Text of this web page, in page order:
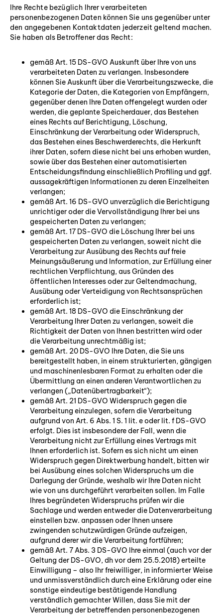
Ihre Rechte bezüglich Ihrer verarbeiteten
personenbezogenen Daten können Sie uns gegenüber unter
den angegebenen Kontaktdaten jederzeit geltend machen.
Sie haben als Betroffener das Recht:
gemäß Art. 15 DS-GVO Auskunft über Ihre von uns
verarbeiteten Daten zu verlangen. Insbesondere
können Sie Auskunft über die Verarbeitungszwecke, die
Kategorie der Daten, die Kategorien von Empfängern,
gegenüber denen Ihre Daten offengelegt wurden oder
werden, die geplante Speicherdauer, das Bestehen
eines Rechts auf Berichtigung, Löschung,
Einschränkung der Verarbeitung oder Widerspruch,
das Bestehen eines Beschwerderechts, die Herkunft
ihrer Daten, sofern diese nicht bei uns erhoben wurden,
sowie über das Bestehen einer automatisierten
Entscheidungsfindung einschließlich Profiling und ggf.
aussagekräftigen Informationen zu deren Einzelheiten
verlangen;
gemäß Art. 16 DS-GVO unverzüglich die Berichtigung
unrichtiger oder die Vervollständigung Ihrer bei uns
gespeicherten Daten zu verlangen;
gemäß Art. 17 DS-GVO die Löschung Ihrer bei uns
gespeicherten Daten zu verlangen, soweit nicht die
Verarbeitung zur Ausübung des Rechts auf freie
Meinungsäußerung und Information, zur Erfüllung einer
rechtlichen Verpflichtung, aus Gründen des
öffentlichen Interesses oder zur Geltendmachung,
Ausübung oder Verteidigung von Rechtsansprüchen
erforderlich ist;
gemäß Art. 18 DS-GVO die Einschränkung der
Verarbeitung Ihrer Daten zu verlangen, soweit die
Richtigkeit der Daten von Ihnen bestritten wird oder
die Verarbeitung unrechtmäßig ist;
gemäß Art. 20 DS-GVO Ihre Daten, die Sie uns
bereitgestellt haben, in einem strukturierten, gängigen
und maschinenlesbaren Format zu erhalten oder die
Übermittlung an einen anderen Verantwortlichen zu
verlangen („Datenübertragbarkeit“);
gemäß Art. 21 DS-GVO Widerspruch gegen die
Verarbeitung einzulegen, sofern die Verarbeitung
aufgrund von Art. 6 Abs. 1 S. 1 lit. e oder lit. f DS-GVO
erfolgt. Dies ist insbesondere der Fall, wenn die
Verarbeitung nicht zur Erfüllung eines Vertrags mit
Ihnen erforderlich ist. Sofern es sich nicht um einen
Widerspruch gegen Direktwerbung handelt, bitten wir
bei Ausübung eines solchen Widerspruchs um die
Darlegung der Gründe, weshalb wir Ihre Daten nicht
wie von uns durchgeführt verarbeiten sollen. Im Falle
Ihres begründeten Widerspruchs prüfen wir die
Sachlage und werden entweder die Datenverarbeitung
einstellen bzw. anpassen oder Ihnen unsere
zwingenden schutzwürdigen Gründe aufzeigen,
aufgrund derer wir die Verarbeitung fortführen;
gemäß Art. 7 Abs. 3 DS-GVO Ihre einmal (auch vor der
Geltung der DS-GVO, dh vor dem 25.5.2018) erteilte
Einwilligung – also Ihr freiwilliger, in informierter Weise
und unmissverständlich durch eine Erklärung oder eine
sonstige eindeutige bestätigende Handlung
verständlich gemachter Willen, dass Sie mit der
Verarbeitung der betreffenden personenbezogenen